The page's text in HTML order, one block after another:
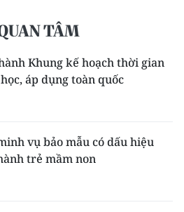
TÂM
Khung kế hoạch thời gian
áp dụng toàn quốc
vụ bảo mẫu có dấu hiệu
trẻ mầm non